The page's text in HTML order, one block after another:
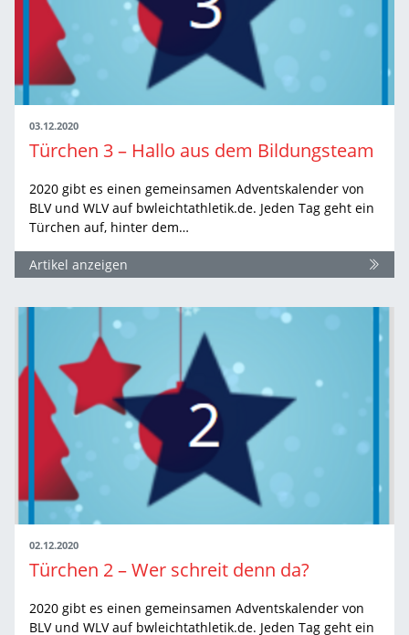
03.12.2020
Türchen 3 – Hallo aus dem Bildungsteam
2020 gibt es einen gemeinsamen Adventskalender von
BLV und WLV auf bwleichtathletik.de. Jeden Tag geht ein
Türchen auf, hinter dem…
Artikel anzeigen
02.12.2020
Türchen 2 – Wer schreit denn da?
2020 gibt es einen gemeinsamen Adventskalender von
BLV und WLV auf bwleichtathletik.de. Jeden Tag geht ein